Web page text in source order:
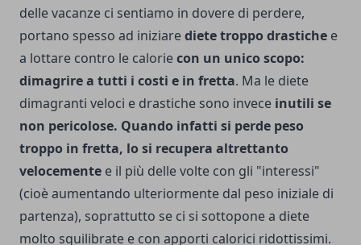
delle vacanze ci sentiamo in dovere di perdere,
portano spesso ad iniziarediete troppo drastiche e
a lottare contro le caloriecon un unico scopo:
dimagrire a tutti i costi e in fretta. Ma le diete
dimagranti veloci e drastiche sono invece inutili se
non pericolose. Quando infatti si perde peso
troppo in fretta, lo si recupera altrettanto
velocemente e il più delle volte con gli "interessi"
(cioè aumentando ulteriormente dal peso iniziale di
partenza), soprattutto se ci si sottopone a diete
molto squilibrate e con apporti calorici ridottissimi.